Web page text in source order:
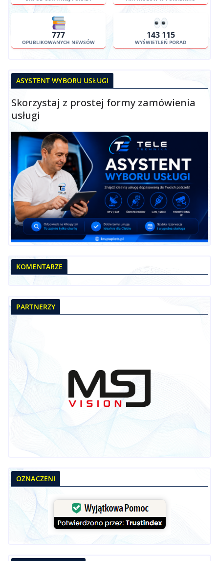
777
OPUBLIKOWANYCH NEWSÓW
143 115
WYŚWIETLEŃ PORAD
ASYSTENT WYBORU USŁUGI
Skorzystaj z prostej formy zamówienia
usługi
KOMENTARZE
PARTNERZY
OZNACZENI